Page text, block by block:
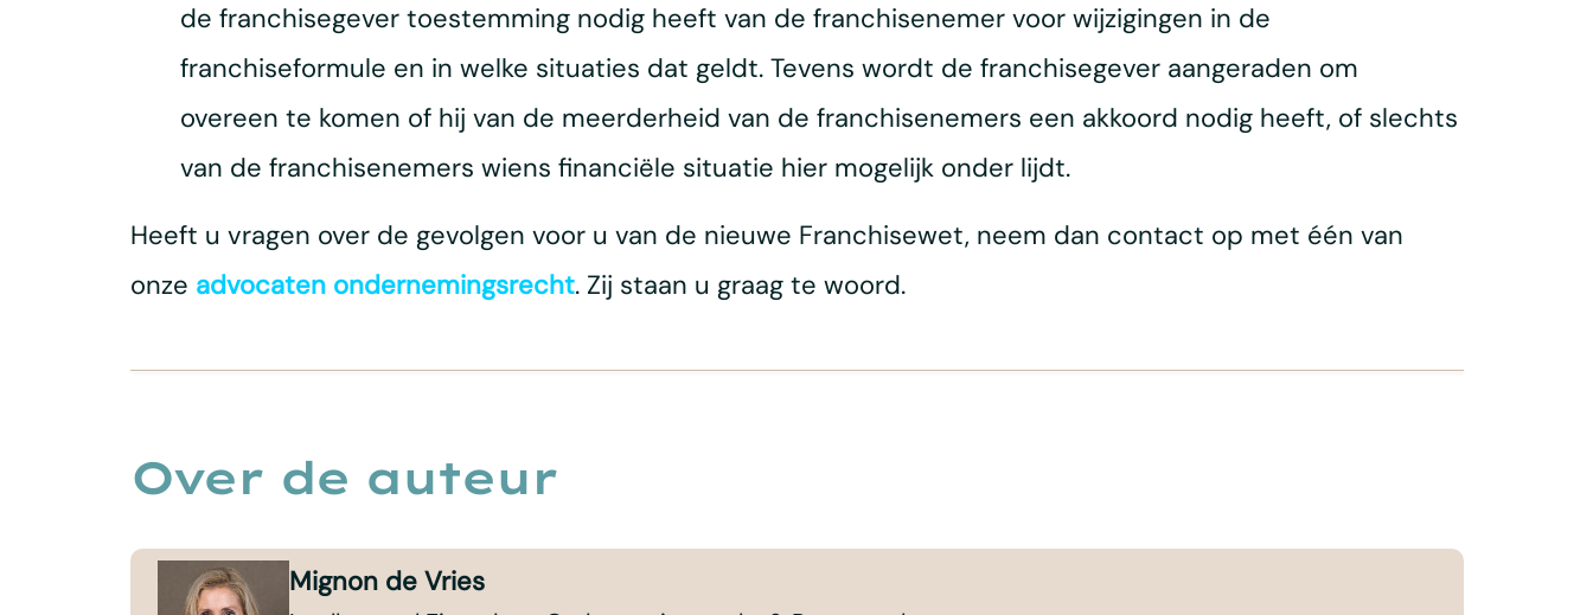
de franchisegever toestemming nodig heeft van de franchisenemer voor wijzigingen in de
franchiseformule en in welke situaties dat geldt. Tevens wordt de franchisegever aangeraden om
overeen te komen of hij van de meerderheid van de franchisenemers een akkoord nodig heeft, of slechts
van de franchisenemers wiens financiële situatie hier mogelijk onder lijdt.
Heeft u vragen over de gevolgen voor u van de nieuwe Franchisewet, neem dan contact op met één van
onze advocaten ondernemingsrecht. Zij staan u graag te woord.
Over de auteur
Mignon de Vries